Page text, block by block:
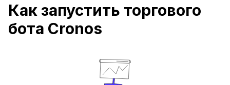
Как запустить торгового
бота Cronos